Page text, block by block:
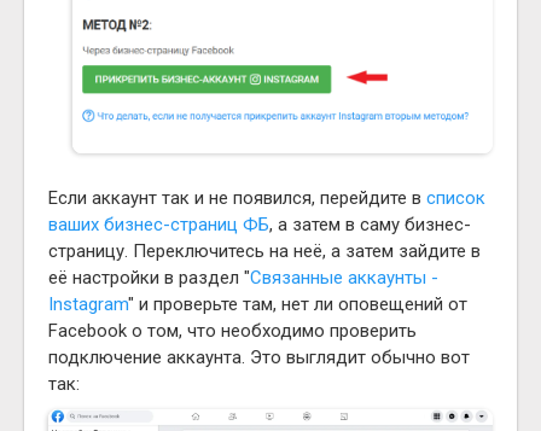
Если аккаунт так и не появился, перейдите в список
ваших бизнес-страниц ФБ, а затем в саму бизнес-
страницу. Переключитесь на неё, а затем зайдите в
её настройки в раздел "Связанные аккаунты -
Instagram" и проверьте там, нет ли оповещений от
Facebook о том, что необходимо проверить
подключение аккаунта. Это выглядит обычно вот
так: